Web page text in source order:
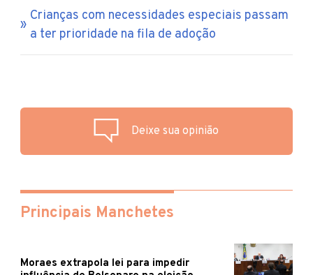
Crianças com necessidades especiais passam
a ter prioridade na fila de adoção
Deixe sua opinião
Principais Manchetes
Moraes extrapola lei para impedir